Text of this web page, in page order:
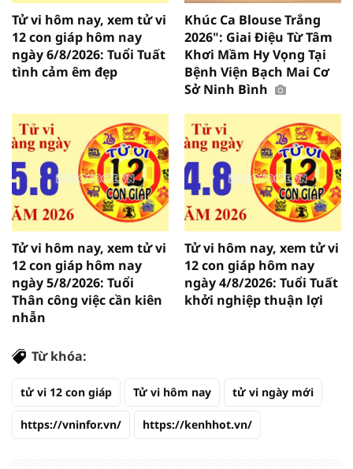
Tử vi hôm nay, xem tử vi
12 con giáp hôm nay
ngày 6/8/2026: Tuổi Tuất
tình cảm êm đẹp
Khúc Ca Blouse Trắng
2026": Giai Điệu Từ Tâm
Khơi Mầm Hy Vọng Tại
Bệnh Viện Bạch Mai Cơ
Sở Ninh Bình
Tử vi hôm nay, xem tử vi
12 con giáp hôm nay
ngày 5/8/2026: Tuổi
Thân công việc cần kiên
nhẫn
Tử vi hôm nay, xem tử vi
12 con giáp hôm nay
ngày 4/8/2026: Tuổi Tuất
khởi nghiệp thuận lợi
Từ khóa:
tử vi 12 con giáp Tử vi hôm nay tử vi ngày mới
https://vninfor.vn/ https://kenhhot.vn/